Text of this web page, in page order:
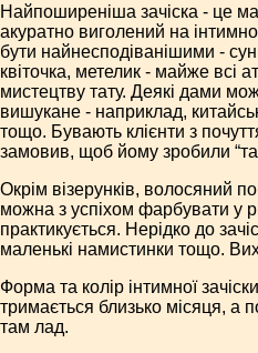
Найпоширеніша зачіска - це
акуратно виголений на
бути найнесподіванішими -
квіточка, метелик - майже всі
мистецтву тату. Деякі дами
вишукане - наприклад,
тощо. Бувають клієнти з
замовив, щоб йому зробили
Окрім візерунків, волосяний
можна з успіхом фарбувати у
практикується. Нерідко до
маленькі намистинки тощо.
Форма та колір інтимної
тримається близько місяця, а
там лад.